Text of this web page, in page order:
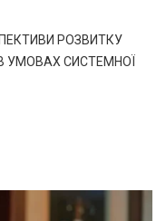
РОЗВИТКУ
УМОВАХ СИСТЕМНОЇ